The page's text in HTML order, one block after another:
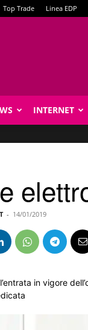
Top Trade Linea EDP
INTERNET
- 14/01/2019
in vigore